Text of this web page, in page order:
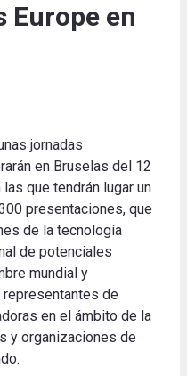
Europe en
jornadas
en Bruselas del 12
que tendrán lugar un
presentaciones, que
de la tecnología
de potenciales
mundial y
de
en el ámbito de la
y organizaciones de